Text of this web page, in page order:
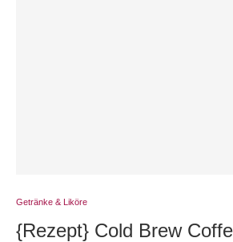
Getränke & Liköre
{Rezept} Cold Brew